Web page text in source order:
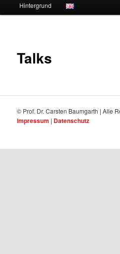
Hintergrund
Talks
© Prof. Dr. Carsten Baumgarth | Alle
Impressum | Datenschutz